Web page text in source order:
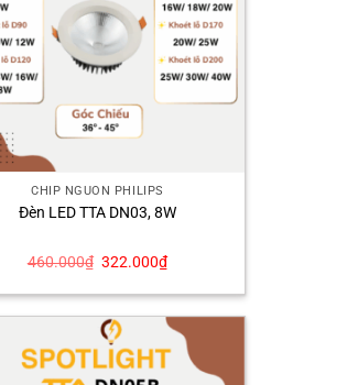
CHÍP NGUỒN PHILIPS
Đèn LED TTA DN03, 8W
460.000₫ Giá
là:
322.000₫Giá
tại
322.000₫.